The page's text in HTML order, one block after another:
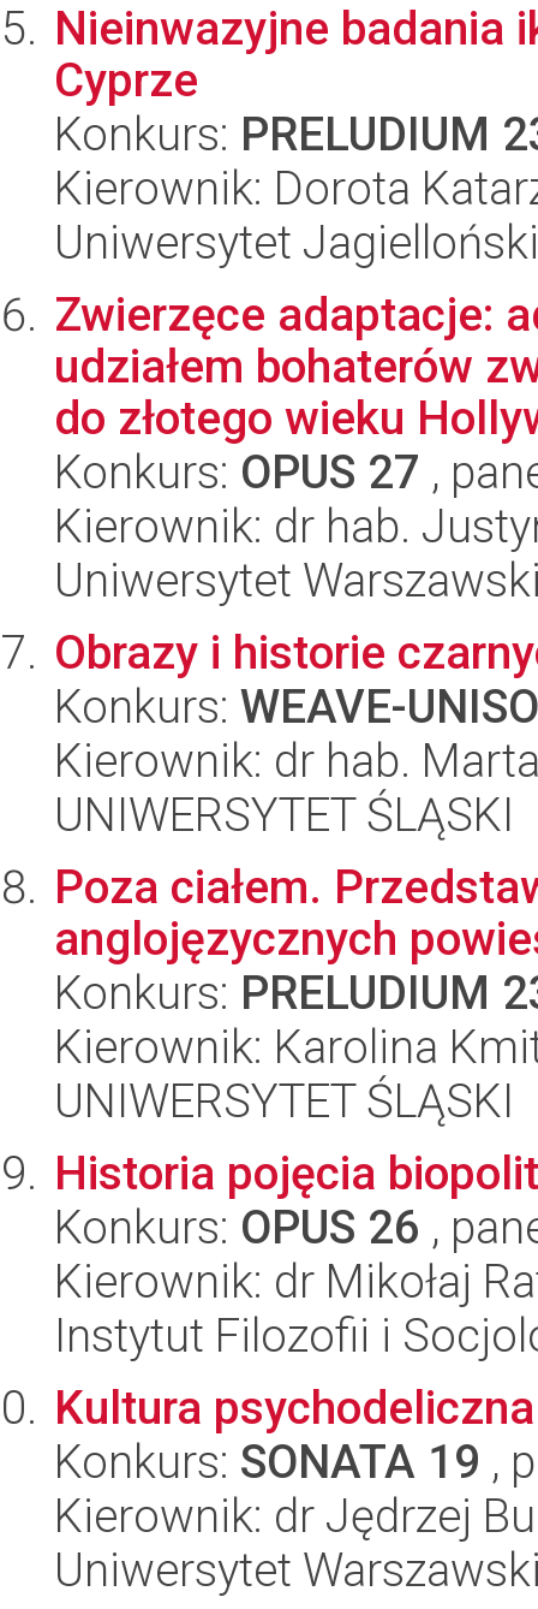
Nieinwazyjne badania
Cyprze
Konkurs: PRELUDIUM
Kierownik: Dorota
Uniwersytet Jagielloński
Zwierzęce adaptacje:
udziałem bohaterów
do złotego wieku
Konkurs: OPUS 27 ,
Kierownik: dr hab.
Uniwersytet
Obrazy i historie
Konkurs: WEAVE-
Kierownik: dr hab.
UNIWERSYTET ŚLĄSKI
Poza ciałem.
anglojęzycznych
Konkurs: PRELUDIUM
Kierownik: Karolina
UNIWERSYTET ŚLĄSKI
Historia pojęcia
Konkurs: OPUS 26 ,
Kierownik: dr Mikołaj
Instytut Filozofii i
Kultura
Konkurs: SONATA 19 ,
Kierownik: dr Jędrzej
Uniwersytet